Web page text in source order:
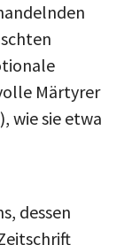
Märtyrer
wie sie etwa
dessen